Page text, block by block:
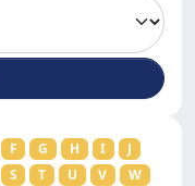
F G H I
J
S T U V
W